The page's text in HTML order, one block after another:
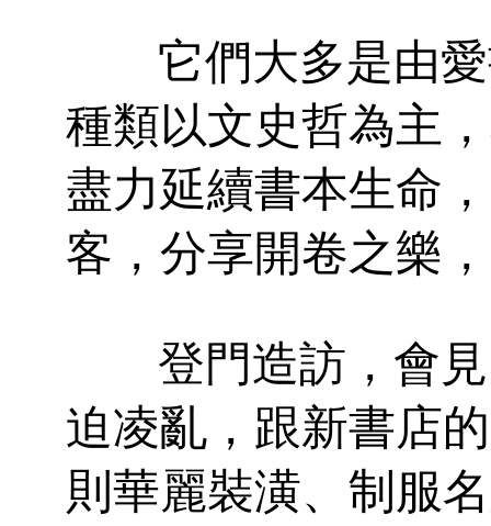
它們大多是由愛
種類以文史哲為主
盡力延續書本生命
客，分享開卷之樂
登門造訪，會見
迫凌亂，跟新書店
則華麗裝潢、制服